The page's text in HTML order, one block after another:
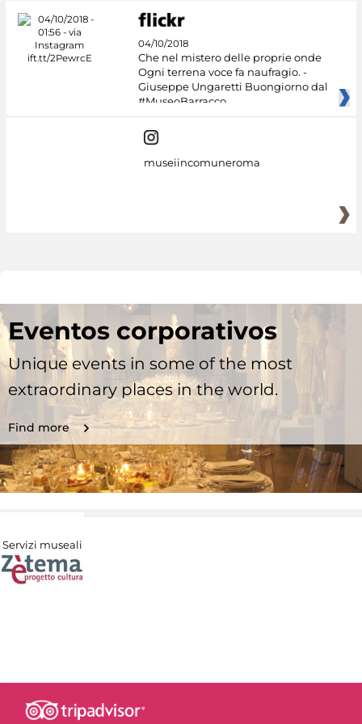
04/10/2018
Che nel mistero delle proprie onde
Ogni terrena voce fa naufragio. -
Giuseppe Ungaretti Buongiorno dal
#MuseoBarracco
museiincomuneroma
Eventos corporativos
Unique events in some of the most
extraordinary places in the world.
Find more
Servizi museali